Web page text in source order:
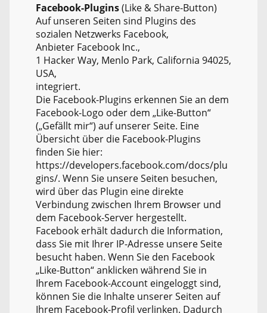
Facebook-Plugins(Like & Share-Button)
Auf unseren Seiten sind Plugins des
sozialen Netzwerks Facebook,
Anbieter Facebook Inc.,
1 Hacker Way, Menlo Park, California 94025,
USA,
integriert.
Die Facebook-Plugins erkennen Sie an dem
Facebook-Logo oder dem „Like-Button“
(„Gefällt mir“) auf unserer Seite. Eine
Übersicht über die Facebook-Plugins
finden Sie hier:
https://developers.facebook.com/docs/plu
gins/. Wenn Sie unsere Seiten besuchen,
wird über das Plugin eine direkte
Verbindung zwischen Ihrem Browser und
dem Facebook-Server hergestellt.
Facebook erhält dadurch die Information,
dass Sie mit Ihrer IP-Adresse unsere Seite
besucht haben. Wenn Sie den Facebook
„Like-Button“ anklicken während Sie in
Ihrem Facebook-Account eingeloggt sind,
können Sie die Inhalte unserer Seiten auf
Ihrem Facebook-Profil verlinken. Dadurch